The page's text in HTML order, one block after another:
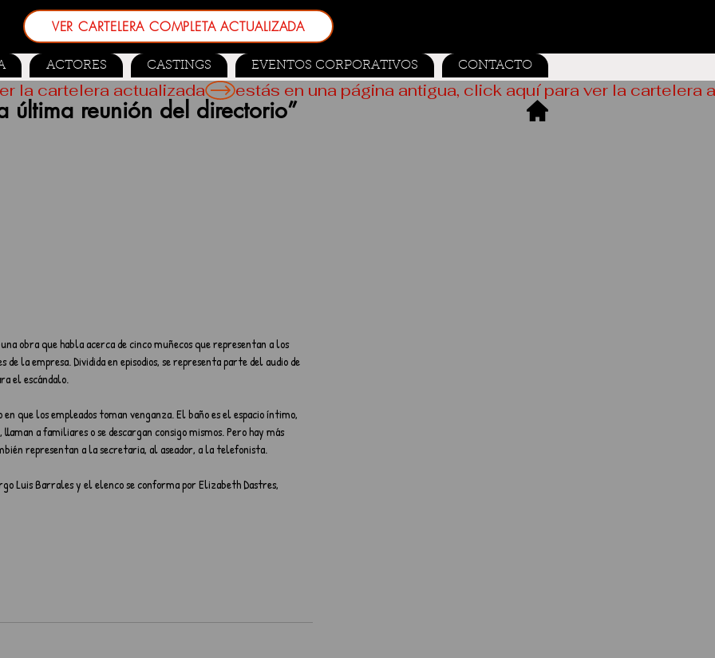
VER CARTELERA COMPLETA ACTUALIZADA
ACTORES CASTINGS EVENTOS CORPORATIVOS CONTACTO
última reunión del directorio”
obra que habla acerca de cinco muñecos que representan a los
la empresa. Dividida en episodios, se representa parte del audio de
el escándalo.
que los empleados toman venganza. El baño es el espacio íntimo,
a familiares o se descargan consigo mismos. Pero hay más
representan a la secretaria, al aseador, a la telefonista.
Luis Barrales y el elenco se conforma por Elizabeth Dastres,
la cartelera actualizada